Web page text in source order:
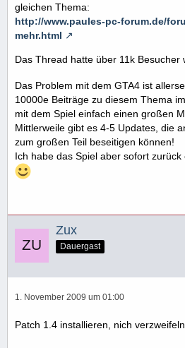
gleichen Thema:
http://www.paules-pc-forum.de/
mehr.html
Das Thread hatte über 11k Besucher
Das Problem mit dem GTA4 ist
10000e Beiträge zu diesem Thema
mit dem Spiel einfach einen großen
Mittlerweile gibt es 4-5 Updates, die
zum großen Teil beseitigen können!
Ich habe das Spiel aber sofort
Zux
Dauergast
1. November 2009 um 01:00
Patch 1.4 installieren, nich verzweifeln